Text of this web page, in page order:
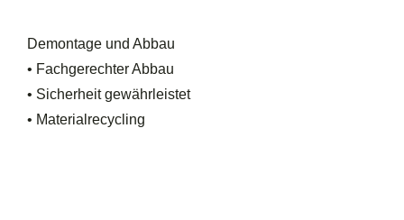
Demontage und Abbau
• Fachgerechter Abbau
• Sicherheit gewährleistet
• Materialrecycling